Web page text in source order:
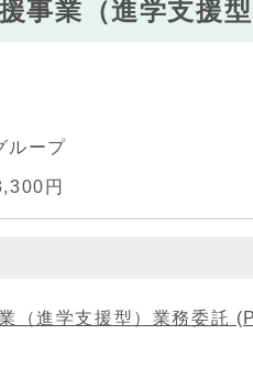
事業（進学支援
ループ
円
（進学支援型）業務委託